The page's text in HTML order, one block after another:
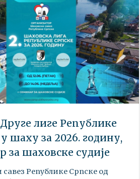
лиге Републике
шаху за 2026. годину,
за шаховске судије
Републике Српске oд